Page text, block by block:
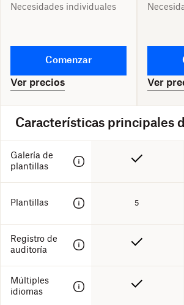
Necesidades individuales
Comenzar
Ver precios Ver
Características principales
Galería de
plantillas
Plantillas
Registro de
auditoría
Múltiples
idiomas
5